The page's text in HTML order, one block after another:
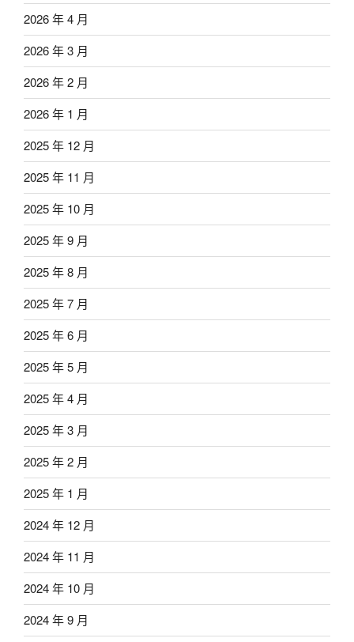
2026 年 4 月
2026 年 3 月
2026 年 2 月
2026 年 1 月
2025 年 12 月
2025 年 11 月
2025 年 10 月
2025 年 9 月
2025 年 8 月
2025 年 7 月
2025 年 6 月
2025 年 5 月
2025 年 4 月
2025 年 3 月
2025 年 2 月
2025 年 1 月
2024 年 12 月
2024 年 11 月
2024 年 10 月
2024 年 9 月